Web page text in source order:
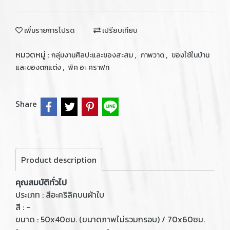
เพิ่มรายการโปรด เปรียบเทียบ
หมวดหมู่ :กลุ่มงานศิลปะและของสะสม, ภาพวาด, ของใช้ในบ้าน
และของตกแต่ง, พิค อะ คราฟท
Share
Product description
คุณสมบัติทั่วไป
ประเภท : สีอะคริลิคบนผ้าใบ
สี : -
ขนาด : 50x40ซม. (ขนาดภาพไม่รวมกรอบ) / 70x60ซม.